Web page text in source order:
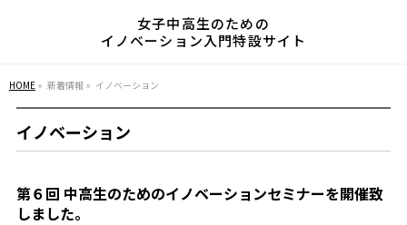
女子中高生のための
イノベーション入門特設サイト
HOME » 新着情報 » イノベーション
イノベーション
第６回 中高生のためのイノベーションセミナーを開催致
しました。